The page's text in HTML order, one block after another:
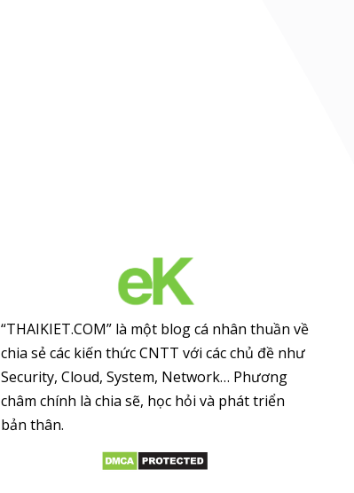
“THAIKIET.COM” là một blog cá nhân thuần về
chia sẻ các kiến thức CNTT với các chủ đề như
Security, Cloud, System, Network… Phương
châm chính là chia sẽ, học hỏi và phát triển
bản thân.